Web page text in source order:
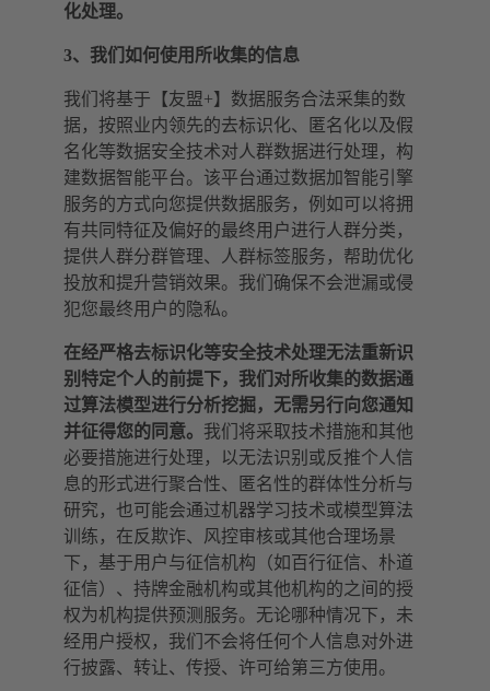
化处理。
3、我们如何使用所收集的信息
我们将基于【友盟+】数据服务合法采集的数
据，按照业内领先的去标识化、匿名化以及假
名化等数据安全技术对人群数据进行处理，构
建数据智能平台。该平台通过数据加智能引擎
服务的方式向您提供数据服务，例如可以将拥
有共同特征及偏好的最终用户进行人群分类，
提供人群分群管理、人群标签服务，帮助优化
投放和提升营销效果。我们确保不会泄漏或侵
犯您最终用户的隐私。
在经严格去标识化等安全技术处理无法重新识
别特定个人的前提下，我们对所收集的数据通
过算法模型进行分析挖掘，无需另行向您通知
并征得您的同意。 我们将采取技术措施和其他
必要措施进行处理，以无法识别或反推个人信
息的形式进行聚合性、匿名性的群体性分析与
研究，也可能会通过机器学习技术或模型算法
训练，在反欺诈、风控审核或其他合理场景
下，基于用户与征信机构（如百行征信、朴道
征信）、持牌金融机构或其他机构的之间的授
权为机构提供预测服务。无论哪种情况下，未
经用户授权，我们不会将任何个人信息对外进
行披露、转让、传授、许可给第三方使用。